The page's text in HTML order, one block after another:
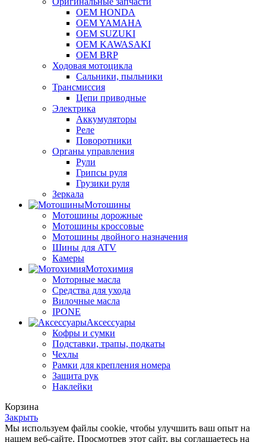
OEM HONDA
OEM YAMAHA
OEM SUZUKI
OEM KAWASAKI
OEM BRP
Ходовая мотоцикла
Сальники, пыльники
Трансмиссия
Цепи приводные
Электрика
Аккумуляторы
Реле
Поворотники
Органы управления
Рули
Грипсы руля
Грузики руля
Зеркала
Мотошины
Мотошины дорожные
Мотошины кроссовые
Мотошины двойного назначения
Шины для ATV
Камеры
Мотохимия
Моторные масла
Средства для ухода
Вилочные масла
IPONE
Аксессуары
Кофры и сумки
Подставки, трапы, подкаты
Чехлы
Рамки для крепления номера
Защита рук
Наклейки
Корзина
Закрыть
Мы используем файлы cookie, чтобы улучшить ваш опыт на
нашем веб-сайте. Просмотрев этот сайт, вы соглашаетесь на